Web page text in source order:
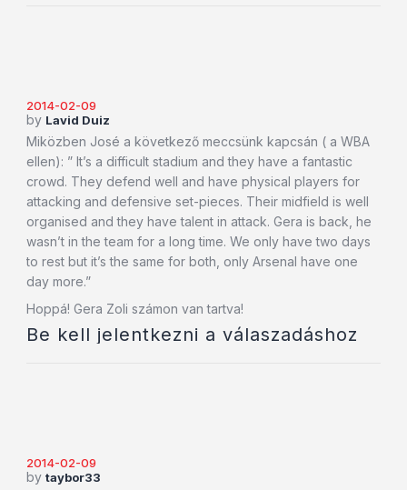
2014-02-09
by Lavid Duiz
Miközben José a következő meccsünk kapcsán ( a WBA
ellen): ” It’s a difficult stadium and they have a fantastic
crowd. They defend well and have physical players for
attacking and defensive set-pieces. Their midfield is well
organised and they have talent in attack. Gera is back, he
wasn’t in the team for a long time. We only have two days
to rest but it’s the same for both, only Arsenal have one
day more.”
Hoppá! Gera Zoli számon van tartva!
Be kell jelentkezni a válaszadáshoz
2014-02-09
by taybor33